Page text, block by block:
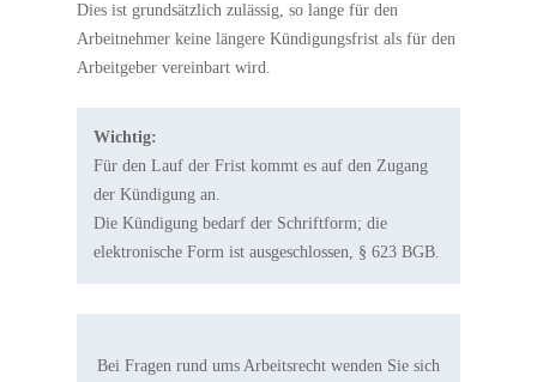
Dies ist grundsätzlich zulässig, so lange für den
Arbeitnehmer keine längere Kündigungsfrist als für den
Arbeitgeber vereinbart wird.
Wichtig:
Für den Lauf der Frist kommt es auf den Zugang
der Kündigung an.
Die Kündigung bedarf der Schriftform; die
elektronische Form ist ausgeschlossen, § 623 BGB.
Bei Fragen rund ums Arbeitsrecht wenden Sie sich